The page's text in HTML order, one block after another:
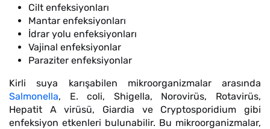
Cilt enfeksiyonları
Mantar enfeksiyonları
İdrar yolu enfeksiyonları
Vajinal enfeksiyonlar
Paraziter enfeksiyonlar
Kirli suya karışabilen mikroorganizmalar arasında
Salmonella, E. coli, Shigella, Norovirüs, Rotavirüs,
Hepatit A virüsü, Giardia ve Cryptosporidium gibi
enfeksiyon etkenleri bulunabilir. Bu mikroorganizmalar,